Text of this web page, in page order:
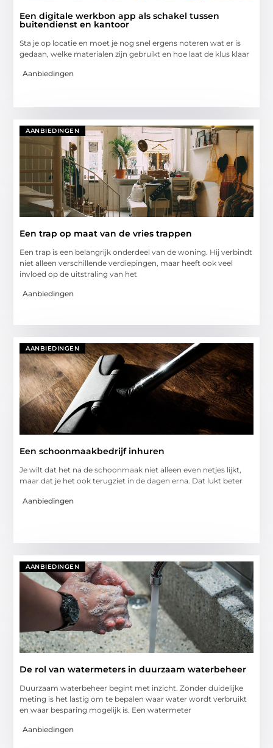
Een digitale werkbon app als schakel tussen
buitendienst en kantoor
Sta je op locatie en moet je nog snel ergens noteren wat er is
gedaan, welke materialen zijn gebruikt en hoe laat de klus klaar
Aanbiedingen
AANBIEDINGEN
Een trap op maat van de vries trappen
Een trap is een belangrijk onderdeel van de woning. Hij verbindt
niet alleen verschillende verdiepingen, maar heeft ook veel
invloed op de uitstraling van het
Aanbiedingen
AANBIEDINGEN
Een schoonmaakbedrijf inhuren
Je wilt dat het na de schoonmaak niet alleen even netjes lijkt,
maar dat je het ook terugziet in de dagen erna. Dat lukt beter
Aanbiedingen
AANBIEDINGEN
De rol van watermeters in duurzaam waterbeheer
Duurzaam waterbeheer begint met inzicht. Zonder duidelijke
meting is het lastig om te bepalen waar water wordt verbruikt
en waar besparing mogelijk is. Een watermeter
Aanbiedingen